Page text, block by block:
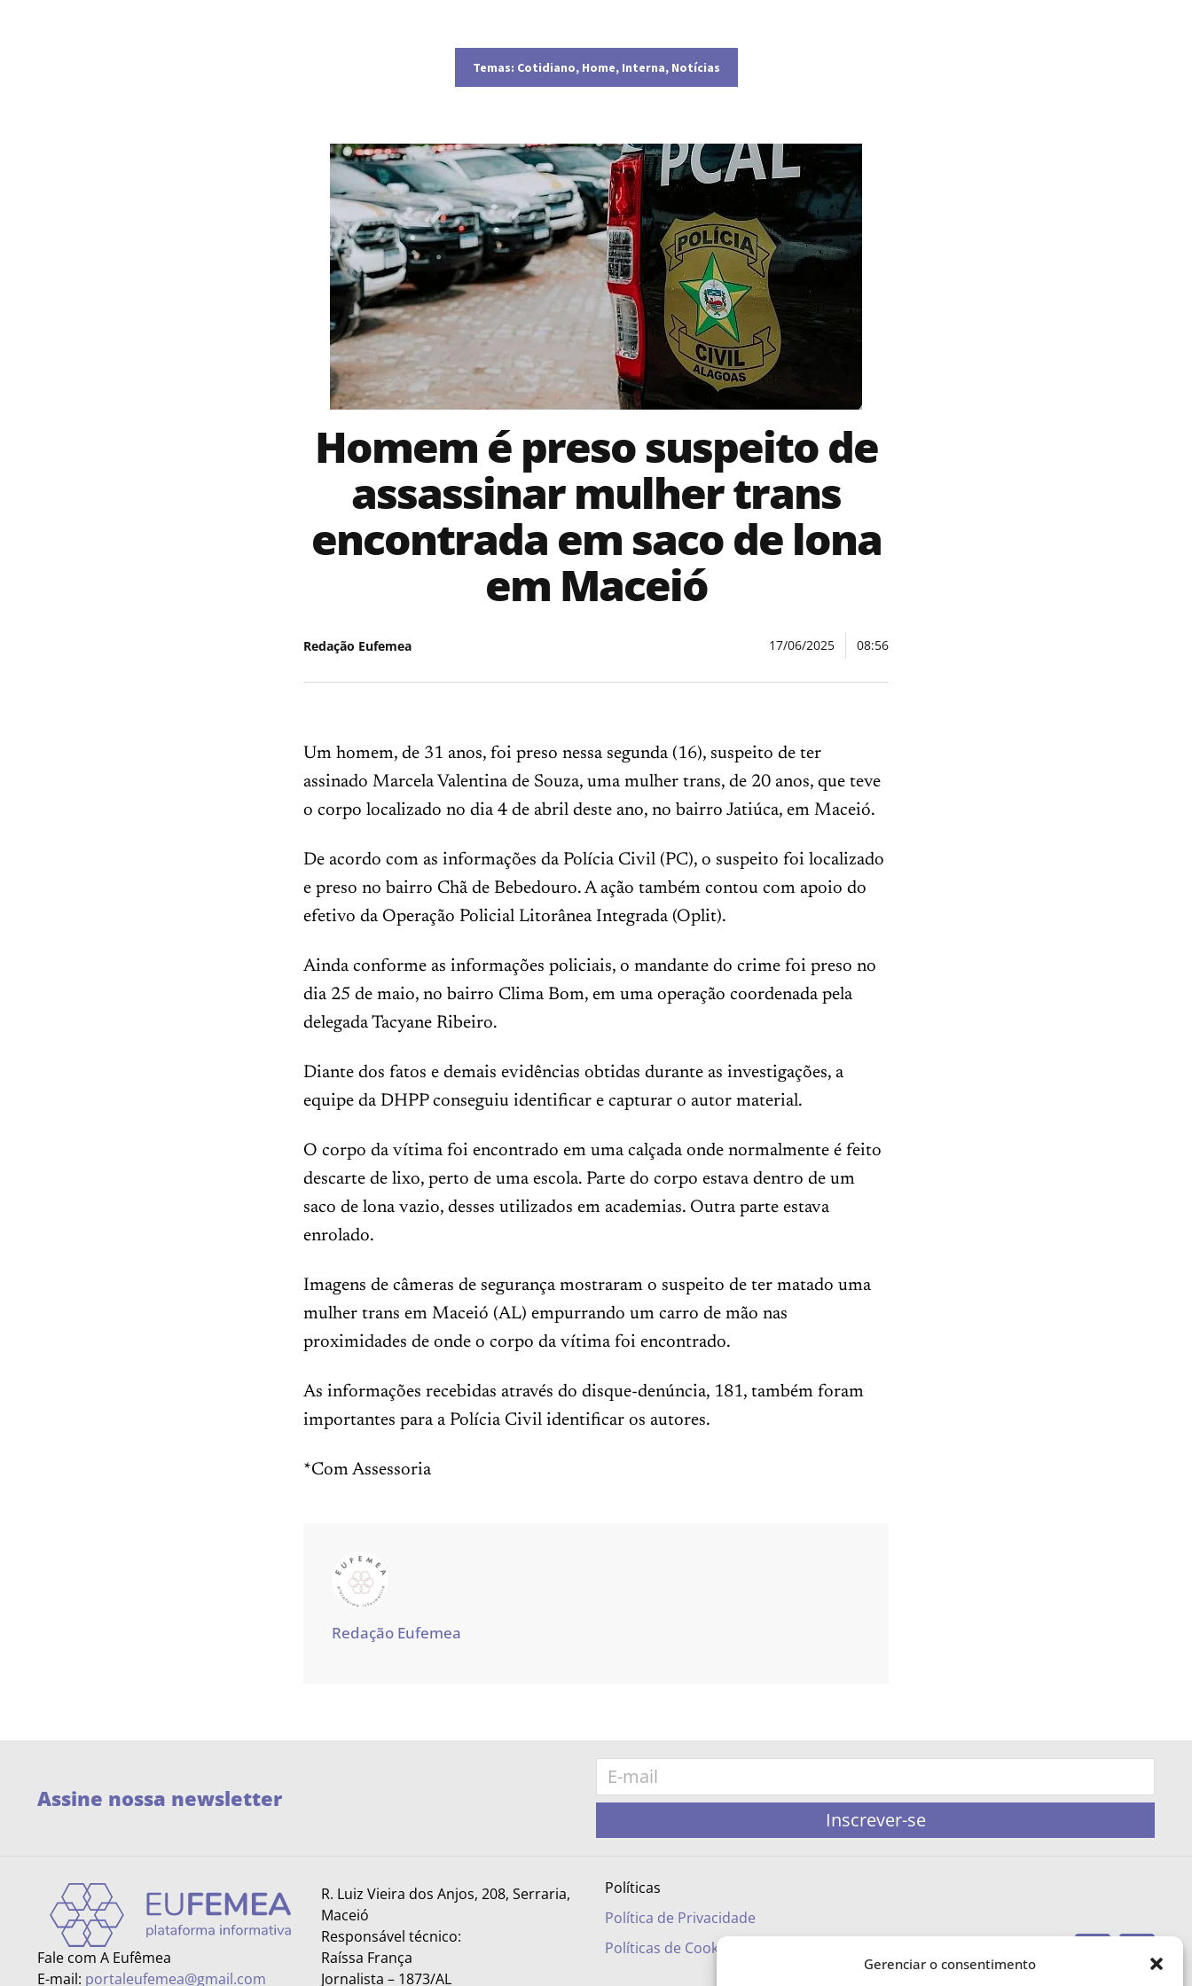
Gerenciar o consentimento
Temas: Cotidiano, Home, Interna, Notícias
Homem é preso suspeito de
assassinar mulher trans
encontrada em saco de lona
em Maceió
Redação Eufemea 17/06/2025 08:56
Um homem, de 31 anos, foi preso nessa segunda (16), suspeito de ter
assinado Marcela Valentina de Souza, uma mulher trans, de 20 anos, que teve
o corpo localizado no dia 4 de abril deste ano, no bairro Jatiúca, em Maceió.
De acordo com as informações da Polícia Civil (PC), o suspeito foi localizado
e preso no bairro Chã de Bebedouro. A ação também contou com apoio do
efetivo da Operação Policial Litorânea Integrada (Oplit).
Ainda conforme as informações policiais, o mandante do crime foi preso no
dia 25 de maio, no bairro Clima Bom, em uma operação coordenada pela
delegada Tacyane Ribeiro.
Diante dos fatos e demais evidências obtidas durante as investigações, a
equipe da DHPP conseguiu identificar e capturar o autor material.
O corpo da vítima foi encontrado em uma calçada onde normalmente é feito
descarte de lixo, perto de uma escola. Parte do corpo estava dentro de um
saco de lona vazio, desses utilizados em academias. Outra parte estava
enrolado.
Imagens de câmeras de segurança mostraram o suspeito de ter matado uma
mulher trans em Maceió (AL) empurrando um carro de mão nas
proximidades de onde o corpo da vítima foi encontrado.
As informações recebidas através do disque-denúncia, 181, também foram
importantes para a Polícia Civil identificar os autores.
*Com Assessoria
Redação Eufemea
Assine nossa newsletter
Inscrever-se
Fale com A Eufêmea
E-mail: portaleufemea@gmail.com
R. Luiz Vieira dos Anjos, 208, Serraria,
Maceió
Responsável técnico:
Raíssa França
Jornalista – 1873/AL
Políticas
Política de Privacidade
Políticas de Cookies